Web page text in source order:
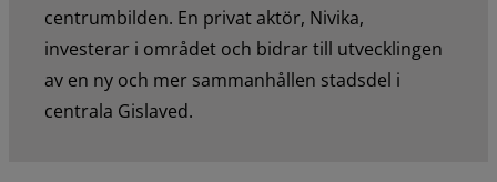
centrumbilden. En privat aktör, Nivika,
investerar i området och bidrar till utvecklingen
av en ny och mer sammanhållen stadsdel i
centrala Gislaved.